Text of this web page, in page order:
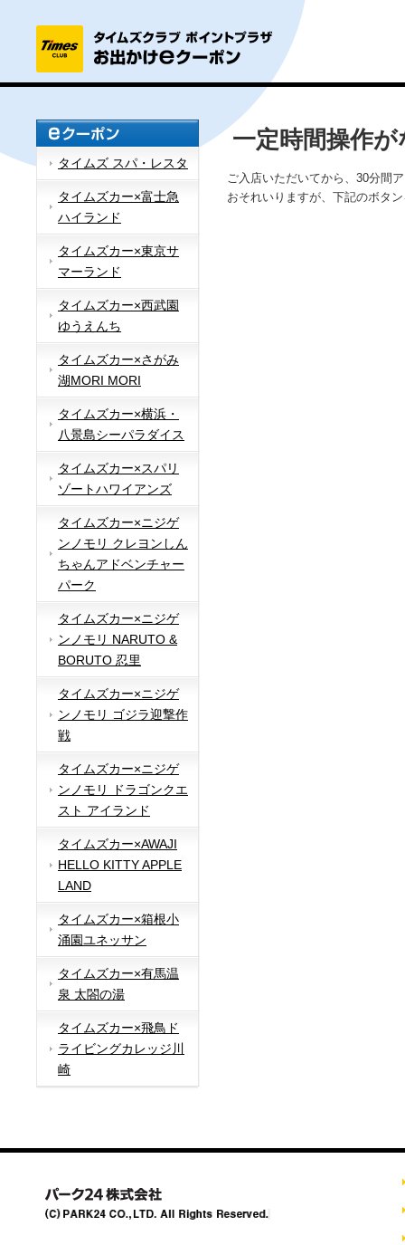
タイムズ スパ・レスタ
タイムズカー×富士急
ハイランド
タイムズカー×東京サ
マーランド
タイムズカー×西武園
ゆうえんち
タイムズカー×さがみ
湖MORI MORI
タイムズカー×横浜・
八景島シーパラダイス
タイムズカー×スパリ
ゾートハワイアンズ
タイムズカー×ニジゲ
ンノモリ クレヨンしん
ちゃんアドベンチャー
パーク
タイムズカー×ニジゲ
ンノモリ NARUTO &
BORUTO 忍里
タイムズカー×ニジゲ
ンノモリ ゴジラ迎撃作
戦
タイムズカー×ニジゲ
ンノモリ ドラゴンクエ
スト アイランド
タイムズカー×AWAJI
HELLO KITTY APPLE
LAND
タイムズカー×箱根小
涌園ユネッサン
タイムズカー×有馬温
泉 太閤の湯
タイムズカー×飛鳥ド
ライビングカレッジ川
崎
一定時間操作
ご入店いただいてから、30分間
おそれいりますが、下記のボタ